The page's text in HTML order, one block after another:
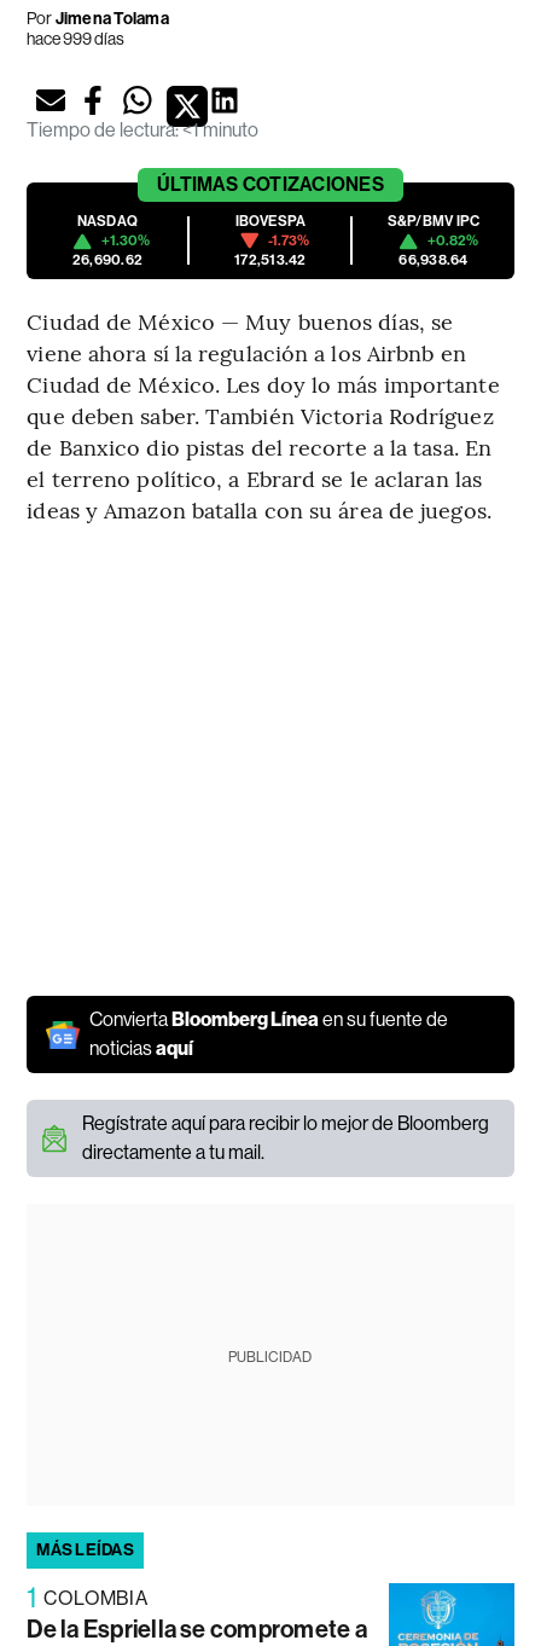
PorJimena Tolama
hace 999 días
Tiempo de lectura:<1 minuto
ÚLTIMAS COTIZACIONES
NASDAQ
+1.30%
26,690.62
IBOVESPA
-1.73%
172,513.42
S&P/BMV IPC
+0.82%
66,938.64
Ciudad de México — Muy buenos días, se
viene ahora sí la regulación a los Airbnb en
Ciudad de México. Les doy lo más importante
que deben saber. También Victoria Rodríguez
de Banxico dio pistas del recorte a la tasa. En
el terreno político, a Ebrard se le aclaran las
ideas y Amazon batalla con su área de juegos.
Convierta Bloomberg Líneaen su fuente de
noticiasaquí
Regístrate aquí para recibir lo mejor de Bloomberg
directamente a tu mail.
PUBLICIDAD
MÁS LEÍDAS
1 COLOMBIA
De la Espriella se compromete a